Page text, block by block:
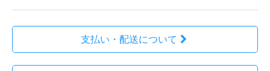
支払い・配送について